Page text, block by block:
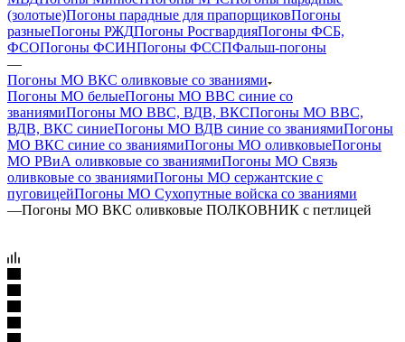
(золотые)Погоны парадные для прапорщиковПогоны
разныеПогоны РЖДПогоны РосгвардияПогоны ФСБ,
ФСОПогоны ФСИНПогоны ФССПФальш-погоны
—
Погоны МО ВКС оливковые со званиями
Погоны МО белыеПогоны МО ВВС синие со
званиямиПогоны МО ВВС, ВДВ, ВКСПогоны МО ВВС,
ВДВ, ВКС синиеПогоны МО ВДВ синие со званиямиПогоны
МО ВКС синие со званиямиПогоны МО оливковыеПогоны
МО РВиА оливковые со званиямиПогоны МО Связь
оливковые со званиямиПогоны МО сержантские с
пуговицейПогоны МО Сухопутные войска со званиями
—Погоны МО ВКС оливковые ПОЛКОВНИК с петлицей